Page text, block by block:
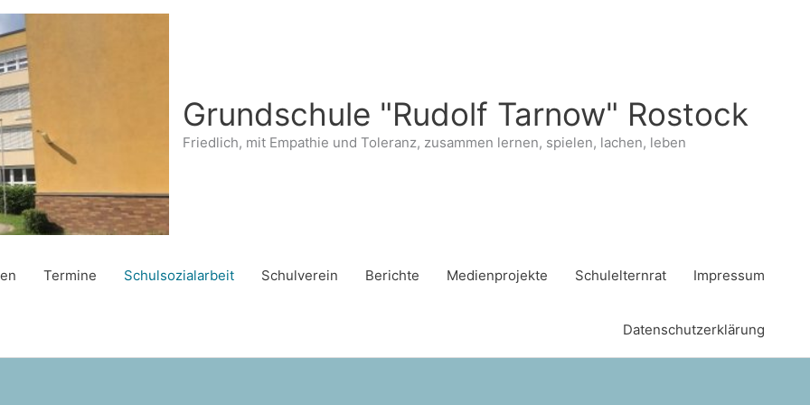
Grundschule "Rudolf Tarnow" Rostock
Friedlich, mit Empathie und Toleranz, zusammen lernen, spielen, lachen, leben
Termine Schulsozialarbeit Schulverein Berichte Medienprojekte Schulelternrat Impressum
Datenschutzerklärung